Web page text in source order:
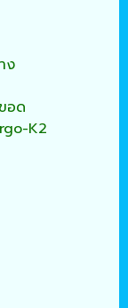
ง
อด
K2